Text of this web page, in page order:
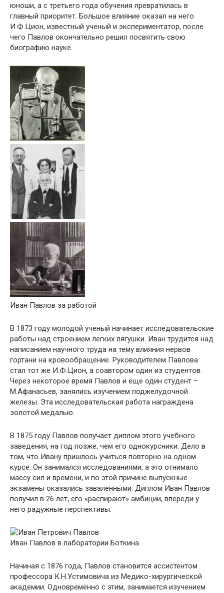
юноши, а с третьего года обучения превратилась в
главный приоритет. Большое влияние оказал на него
И.Ф.Цион, известный ученый и экспериментатор, после
чего Павлов окончательно решил посвятить свою
биографию науке.
Иван Павлов за работой
В 1873 году молодой ученый начинает исследовательские
работы над строением легких лягушки. Иван трудится над
написанием научного труда на тему влияния нервов
гортани на кровообращение. Руководителем Павлова
стал тот же И.Ф.Цион, а соавтором один из студентов.
Через некоторое время Павлов и еще один студент –
М.Афанасьев, занялись изучением поджелудочной
железы. Эта исследовательская работа награждена
золотой медалью.
В 1875 году Павлов получает диплом этого учебного
заведения, на год позже, чем его однокурсники. Дело в
том, что Ивану пришлось учиться повторно на одном
курсе. Он занимался исследованиями, а это отнимало
массу сил и времени, и по этой причине выпускные
экзамены оказались заваленными. Диплом Иван Павлов
получил в 26 лет, его «распирают» амбиции, впереди у
него радужные перспективы.
Иван Павлов в лаборатории Боткина
Начиная с 1876 года, Павлов становится ассистентом
профессора К.Н.Устимовича из Медико-хирургической
академии. Одновременно с этим, занимается изучением